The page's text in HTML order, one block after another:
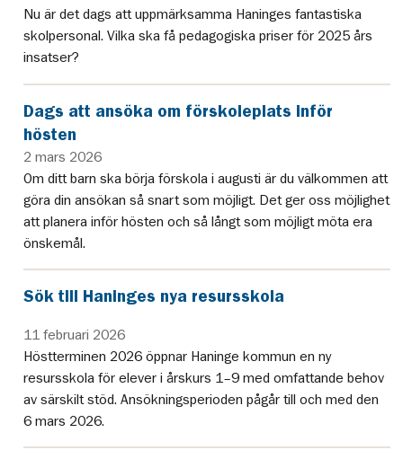
Nu är det dags att uppmärksamma Haninges fantastiska
skolpersonal. Vilka ska få pedagogiska priser för 2025 års
insatser?
Dags att ansöka om förskoleplats inför
hösten
2 mars 2026
Om ditt barn ska börja förskola i augusti är du välkommen att
göra din ansökan så snart som möjligt. Det ger oss möjlighet
att planera inför hösten och så långt som möjligt möta era
önskemål.
Sök till Haninges nya resursskola
11 februari 2026
Höstterminen 2026 öppnar Haninge kommun en ny
resursskola för elever i årskurs 1–9 med omfattande behov
av särskilt stöd. Ansökningsperioden pågår till och med den
6 mars 2026.